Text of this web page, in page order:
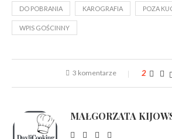
DO POBRANIA KAROGRAFIA POZA
WPIS GOŚCINNY
3 komentarze 2
MAŁGORZATA